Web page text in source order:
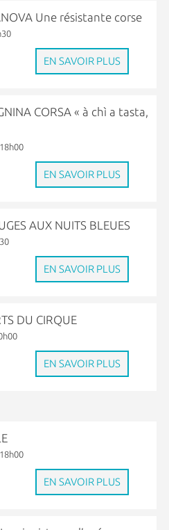
Une résistante corse
EN SAVOIR PLUS
CORSA « à chì a tasta,
EN SAVOIR PLUS
AUX NUITS BLEUES
EN SAVOIR PLUS
DU CIRQUE
EN SAVOIR PLUS
EN SAVOIR PLUS